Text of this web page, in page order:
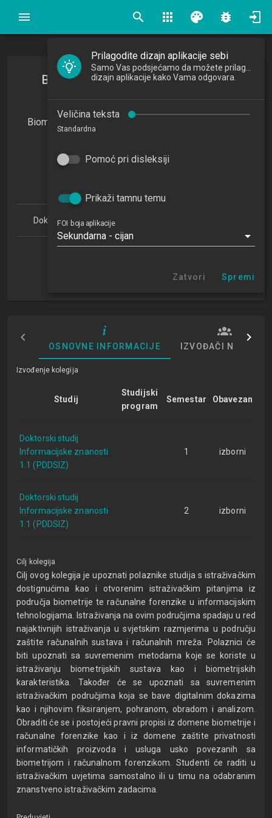
search apps palette bug_report
Biometrija i računalna forenzika u
informacijskim tehnologijama
Biometrics and Computer Forensics in Information
2014/2015
Doktorski studij Informacijske znanosti 1.1 (PDDSIZ)
OSNOVNE INFORMACIJE IZVOĐAČI NASTAVE
Izvođenje kolegija
Studij
Studijski
program
Semestar Obavezan
Doktorski studij
Informacijske znanosti
1.1 (PDDSIZ)
1 izborni
Doktorski studij
Informacijske znanosti
1.1 (PDDSIZ)
2 izborni
Cilj kolegija
Cilj ovog kolegija je upoznati polaznike studija s istraživačkim
dostignućima kao i otvorenim istraživačkim pitanjima iz
područja biometrije te računalne forenzike u informacijskim
tehnologijama. Istraživanja na ovim područjima spadaju u red
najaktivnijih istraživanja u svjetskim razmjerima u području
zaštite računalnih sustava i računalnih mreža. Polaznici će
biti upoznati sa suvremenim metodama koje se koriste u
istraživanju biometrijskih sustava kao i biometrijskih
karakteristika. Također će se upoznati sa suvremenim
istraživačkim područjima koja se bave digitalnim dokazima
kao i njihovim fiksiranjem, pohranom, obradom i analizom.
Obraditi će se i postojeći pravni propisi iz domene biometrije i
računalne forenzike kao i iz domene zaštite privatnosti
informatičkih proizvoda i usluga usko povezanih sa
biometrijom i računalnom forenzikom. Studenti će raditi u
istraživačkim uvjetima samostalno ili u timu na odabranim
znanstveno istraživačkim zadacima.
Prilagodite dizajn aplikacije sebi
dizajn aplikacije kako Vama odgovara.
Veličina teksta
Standardna
Pomoć pri disleksiji
Prikaži tamnu temu
FOI boja aplikacije
Sekundarna - cijan
Zatvori Spremi